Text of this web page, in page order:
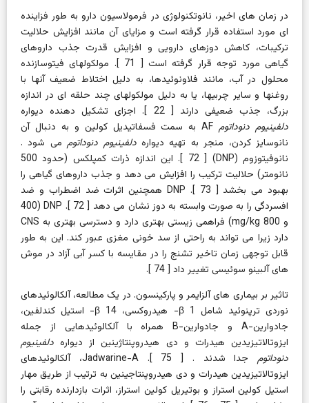
در زمان های اخیر، نانوتکنولوژی در فرمولاسیون دارو به طور فزاینده
ای مورد استفاده قرار گرفته است و مزایای آن مانند افزایش حلالیت
ترکیبات، کاهش دوزهای دارویی و افزایش قدرت جذب داروهای
گیاهی مورد توجه قرار گرفته است [ 71 ]. مولکولهای فیتوسازنده
محلول در آب، مانند فلاونوئیدها، به دلیل اختلاط ضعیف آنها با
روغنها و سایر چربیها، یا به دلیل مولکولهای چند حلقه ای در اندازه
بزرگ، جذب ضعیفی دارند [22 ]. اجزای تشکیل دهنده دیواره
دلفینیوم دنوداتوم
AF به سمت فسفاتیدیل کولین و به دنبال آن
نانوسایز کردن، منجر به تهیه دیوارهدلفینیوم دنوداتوممی شود .
نانوفیتوزوم (DNP) [
72
]. این اندازه ذرات کمپلکس (حدود 500
نانومتر) حلالیت ترکیب را افزایش می دهد و جذب داروهای گیاهی را
بهبود می بخشد [ 73
]. DNP همچنین اثرات ضد اضطراب و ضد
افسردگی را به صورت وابسته به دوز نشان می دهد [72
]. DNP (400
و 800 mg/kg) فراهمی زیستی بهتری دارد و دسترسی بهتری به CNS
دارد زیرا می تواند به راحتی از سد خونی مغزی عبور کند. این به طور
قابل توجهی زمان تاخیر تشنج را در مقایسه با کسر آبی آزاد در موش
های آلبینو سوئیسی تغییر داد [74
].
تاثیر بر بیماری های آلزایمر و پارکینسون. در یک مطالعه، آلکالوئیدهای
نوردی ترپنوئید شامل 1
β- هیدروکسی، 14 β-
استیل کندلفین،
جادوارین-A و جادوارین-B همراه با آلکالوئیدهایی از جمله
ایزوتالاتیزیدین هیدرات و دی هیدروپنتاژینین از دیواره دلفینیوم
دنوداتومجدا شدند . [ 75
]. Jadwarine-A، آلکالوئیدهای
ایزوتالاتیزیدین هیدرات و دی هیدروپنتاجینین به ترتیب از طریق مهار
استیل کولین استراز و بوتیریل کولین استراز، اثرات بازدارنده رقابتی را